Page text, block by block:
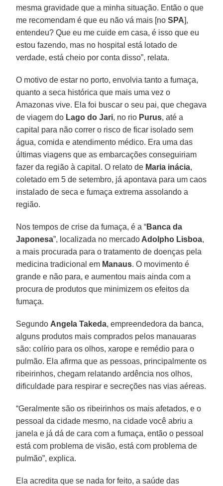
mesma gravidade que a minha situação. Então o que
me recomendam é que eu não vá mais [noSPA],
entendeu? Que eu me cuide em casa, é isso que eu
estou fazendo, mas no hospital está lotado de
verdade, está cheio por conta disso”, relata.
O motivo de estar no porto, envolvia tanto a fumaça,
quanto a seca histórica que mais uma vez o
Amazonas vive. Ela foi buscar o seu pai, que chegava
de viagem do Lago do Jari, no rio Purus, até a
capital para não correr o risco de ficar isolado sem
água, comida e atendimento médico. Era uma das
últimas viagens que as embarcações conseguiriam
fazer da região à capital. O relato de Maria inácia,
coletado em 5 de setembro, já apontava para um caos
instalado de seca e fumaça extrema assolando a
região.
Nos tempos de crise da fumaça, é a “Banca da
Japonesa”, localizada no mercado Adolpho Lisboa,
a mais procurada para o tratamento de doenças pela
medicina tradicional em Manaus. O movimento é
grande e não para, e aumentou mais ainda com a
procura de produtos que minimizem os efeitos da
fumaça.
Segundo Angela Takeda, empreendedora da banca,
alguns produtos mais comprados pelos manauaras
são: colírio para os olhos, xarope e remédio para o
pulmão. Ela afirma que as pessoas, principalmente os
ribeirinhos, chegam relatando ardência nos olhos,
dificuldade para respirar e secreções nas vias aéreas.
“Geralmente são os ribeirinhos os mais afetados, e o
pessoal da cidade mesmo, na cidade você abriu a
janela e já dá de cara com a fumaça, então o pessoal
está com problema de visão, está com problema de
pulmão”, explica.
Ela acredita que se nada for feito, a saúde das